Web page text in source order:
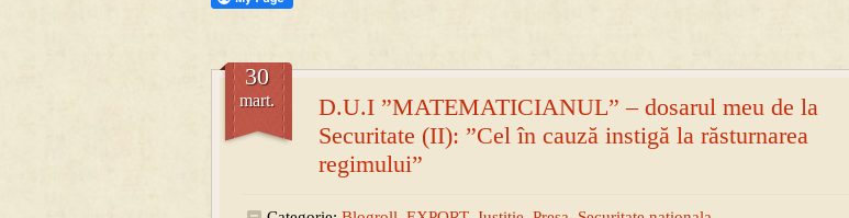
D.U.I ”MATEMATICIANUL” – dosarul meu de la
Securitate (II): ”Cel în cauză instigă la răsturnarea
regimului”
30
mart.